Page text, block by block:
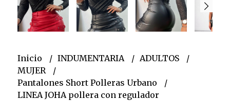
Inicio INDUMENTARIA
ADULTOS
MUJER
Pantalones Short Polleras Urbano
LINEA JOHA pollera con regulador